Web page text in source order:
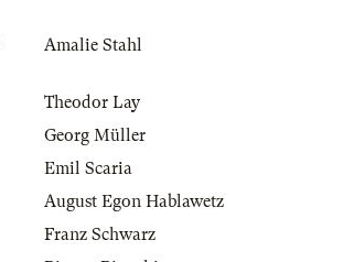
Amalie Stahl
Theodor Lay
Georg Müller
Emil Scaria
August Egon Hablawetz
Franz Schwarz